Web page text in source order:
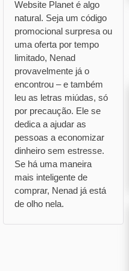
Website Planet é algo
natural. Seja um código
promocional surpresa ou
uma oferta por tempo
limitado, Nenad
provavelmente já o
encontrou – e também
leu as letras miúdas, só
por precaução. Ele se
dedica a ajudar as
pessoas a economizar
dinheiro sem estresse.
Se há uma maneira
mais inteligente de
comprar, Nenad já está
de olho nela.